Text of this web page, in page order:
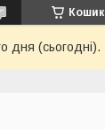
Кошик
дня (сьогодні).